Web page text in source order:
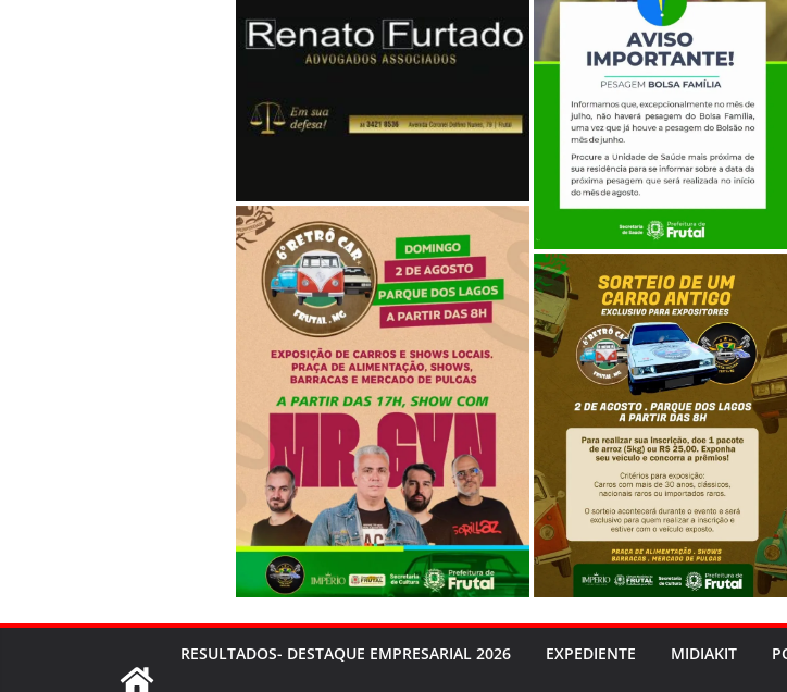
RESULTADOS- DESTAQUE EMPRESARIAL 2026 EXPEDIENTE MIDIAKIT